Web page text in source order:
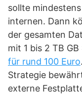
sollte
internen. Dann
der gesamten
mit 1 bis 2 TB
für rund 100 Euro
Strategie
externe